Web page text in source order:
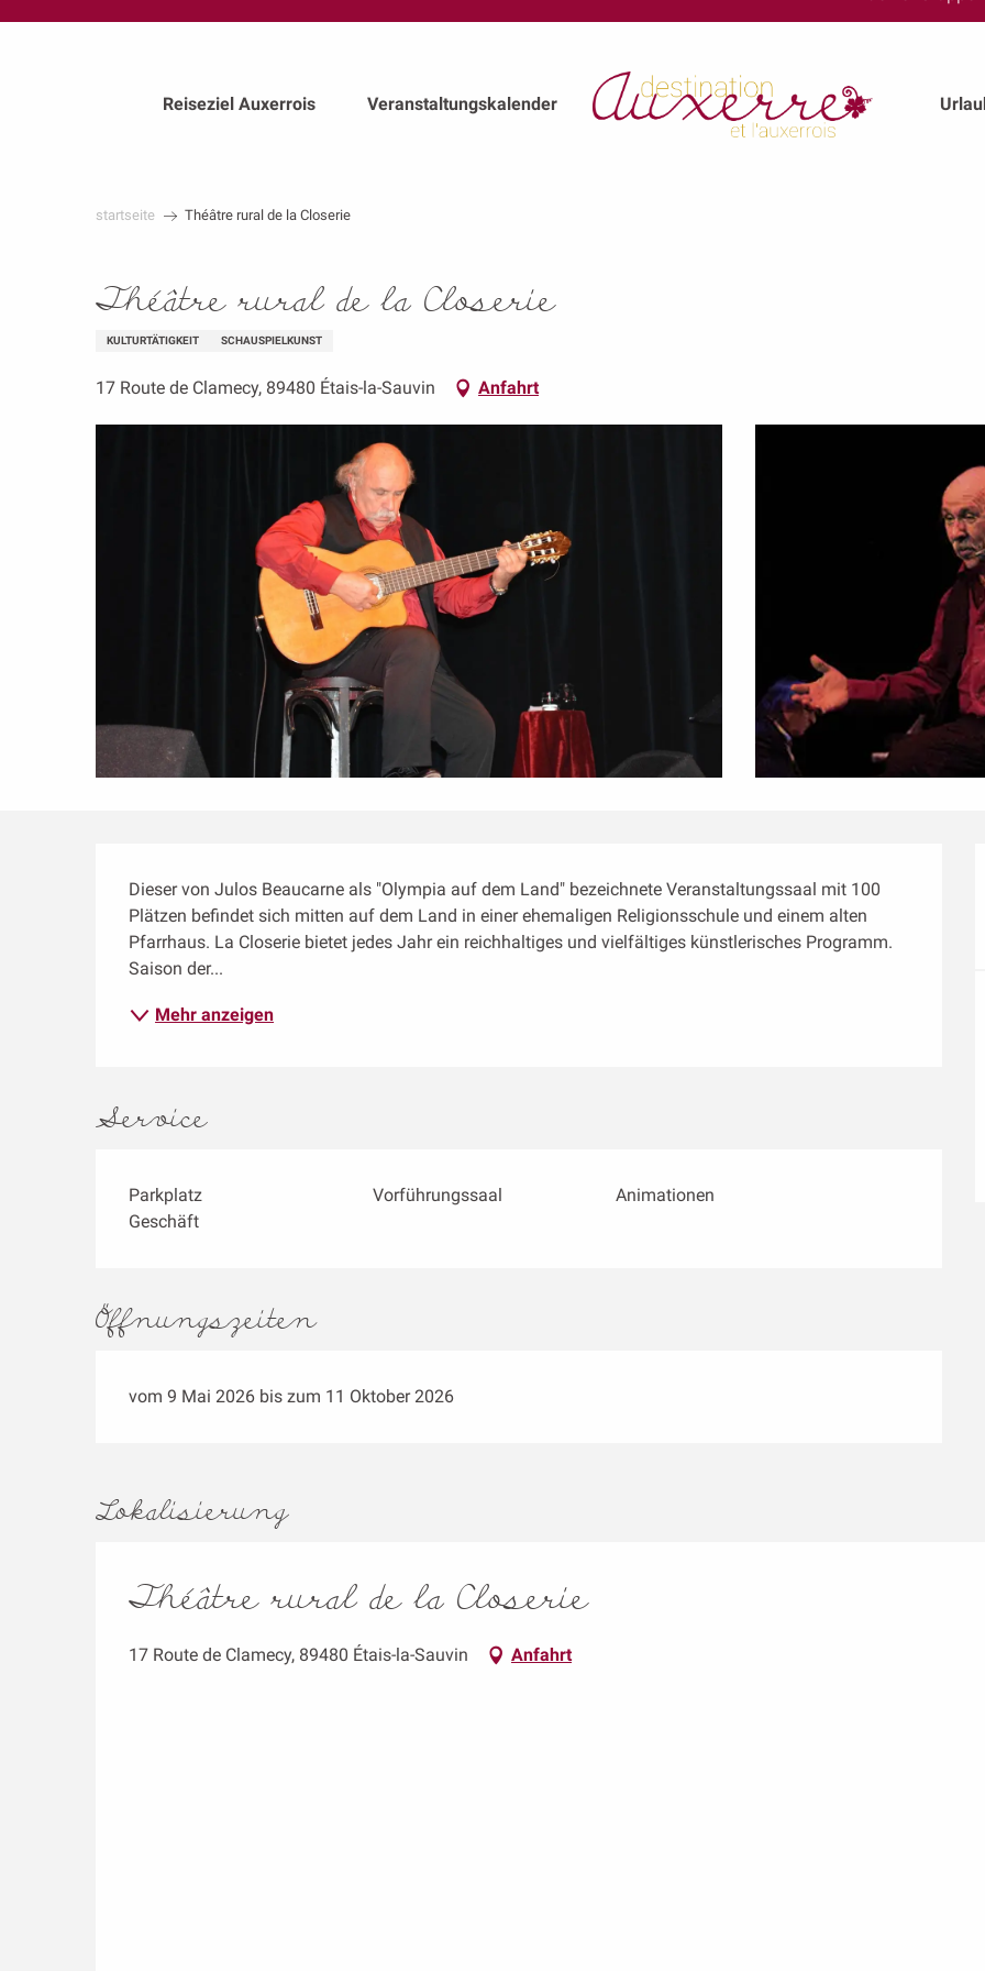
Reiseziel Auxerrois Veranstaltungskalender
startseite Théâtre rural de la Closerie
Théâtre rural de la Closerie
KULTURTÄTIGKEIT SCHAUSPIELKUNST
17 Route de Clamecy, 89480 Étais-la-Sauvin Anfahrt
Beschreibung
Dieser von Julos Beaucarne als "Olympia auf dem Land" bezeichnete Veranstaltungssaal mit 100
Plätzen befindet sich mitten auf dem Land in einer ehemaligen Religionsschule und einem alten
Pfarrhaus. La Closerie bietet jedes Jahr ein reichhaltiges und vielfältiges künstlerisches Programm.
Saison der...
Mehr anzeigen
Service
Parkplatz Vorführungssaal
Animationen
Geschäft
Öffnungszeiten
vom 9 Mai 2026 bis zum 11 Oktober 2026
Lokalisierung
Théâtre rural de la Closerie
17 Route de Clamecy, 89480 Étais-la-Sauvin Anfahrt